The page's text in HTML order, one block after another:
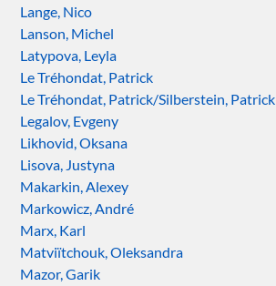
Lange, Nico
Lanson, Michel
Latypova, Leyla
Le Tréhondat, Patrick
Le Tréhondat, Patrick/Silberstein, Patrick
Legalov, Evgeny
Likhovid, Oksana
Lisova, Justyna
Makarkin, Alexey
Markowicz, André
Marx, Karl
Matviïtchouk, Oleksandra
Mazor, Garik